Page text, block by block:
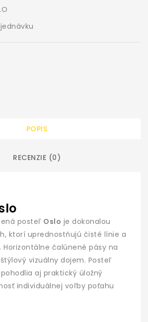
POPIS
RECENZIE (0)
posteľ Oslo je dokonalou
ktorí uprednostňujú čisté línie a
Horizontálne čalúnené pásy na
vizuálny dojem. Posteľ
aj praktický úložný
individuálnej voľby poťahu